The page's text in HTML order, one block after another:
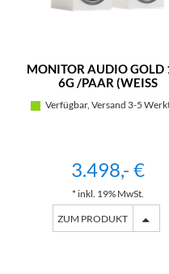
MONITOR AUDIO GOLD
6G /PAAR (WEISS S
Verfügbar, Versand 3-5
3.498,- €
* inkl. 19% MwSt.
ZUM PRODUKT